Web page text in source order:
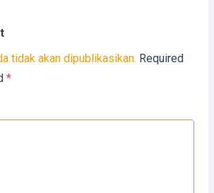
tidak akan dipublikasikan. Required
*